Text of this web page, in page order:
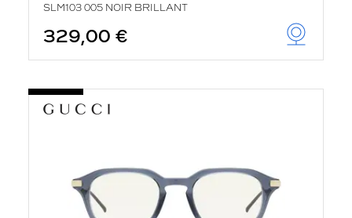
SLM103 005 NOIR BRILLANT
329,00 €